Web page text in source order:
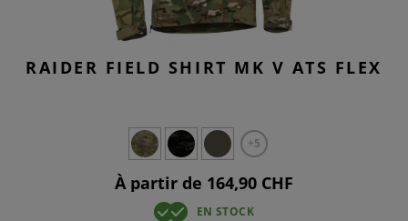
RAIDER FIELD SHIRT MK V ATS FLEX
+5
À partir de 164,90 CHF
EN STOCK